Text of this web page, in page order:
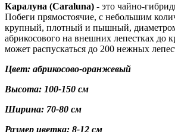
Каралуна (Caraluna) - это чайно-
Побеги прямостоячие, с небольшим
крупный, плотный и пышный, диаметром
абрикосового на внешних лепестках до
может распускаться до 200 нежных
Цвет: абрикосово-оранжевый
Высота: 100-150 см
Ширина: 70-80 см
Размер цветка: 8-12 см